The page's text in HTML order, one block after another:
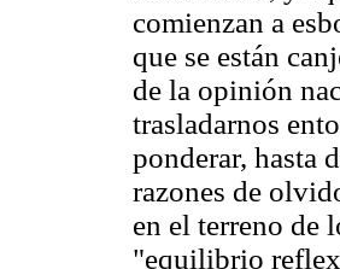
comienzan a
que se están
de la opinión
trasladarnos
ponderar, hasta
razones de
en el terreno de
"equilibrio